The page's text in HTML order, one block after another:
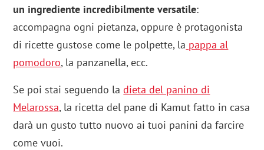
un ingrediente incredibilmente versatile:
accompagna ogni pietanza, oppure è protagonista
di ricette gustose come le polpette, la pappa al
pomodoro, la panzanella, ecc.
Se poi stai seguendo ladieta del panino di
Melarossa, la ricetta del pane di Kamut fatto in casa
darà un gusto tutto nuovo ai tuoi panini da farcire
come vuoi.